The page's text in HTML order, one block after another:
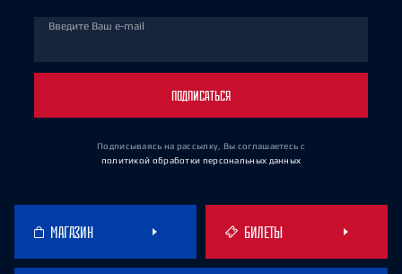
Введите Ваш e-mail
ПОДПИСАТЬСЯ
Подписываясь на рассылку, Вы соглашаетесь с
политикой обработки персональных данных
МАГАЗИН БИЛЕТЫ